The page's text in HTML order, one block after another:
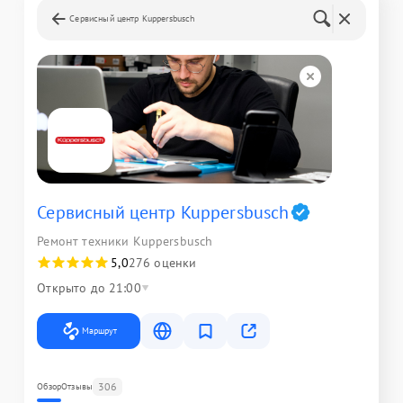
Сервисный центр Kuppersbusch
Сервисный центр Kuppersbusch
Ремонт техники Kuppersbusch
5,0276 оценки
Открыто до 21:00
Маршрут
ОбзорОтзывы 306